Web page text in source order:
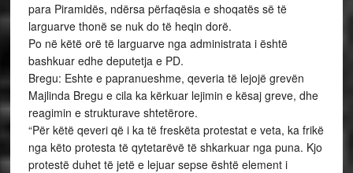
para Piramidës, ndërsa përfaqësia e shoqatës së të
larguarve thonë se nuk do të heqin dorë.
Po në këtë orë të larguarve nga administrata i është
bashkuar edhe deputetja e PD.
Bregu: Eshte e papranueshme, qeveria të lejojë grevën
Majlinda Bregu e cila ka kërkuar lejimin e kësaj greve, dhe
reagimin e strukturave shtetërore.
“Për këtë qeveri që i ka të freskëta protestat e veta, ka frikë
nga këto protesta të qytetarëvë të shkarkuar nga puna. Kjo
protestë duhet të jetë e lejuar sepse është element i